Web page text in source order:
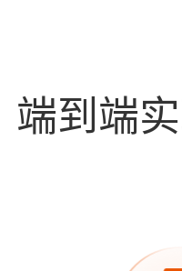
端到端